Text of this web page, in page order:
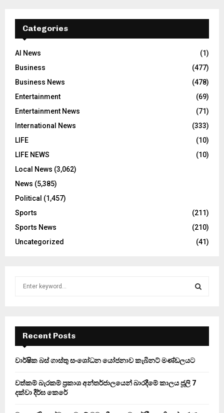
Categories
AI News
(1)
Business
(477)
Business News
(478)
Entertainment
(69)
Entertainment News
(71)
International News
(333)
LIFE
(10)
LIFE NEWS
(10)
Local News (3,062)
News (5,385)
Political (1,457)
Sports
(211)
Sports News
(210)
Uncategorized
(41)
f
r
E
A
Recent Posts
වාර්ෂික බස් ගාස්තු සංශෝධන යෝජනාව කැබිනට් මණ්ඩලයට
වත්කම් බැරකම් ප්‍රකාශ අන්තර්ජාලයෙන් බාරදීමේ කාලය ජූලි 7
දක්වා දීර්ඝ කෙරේ